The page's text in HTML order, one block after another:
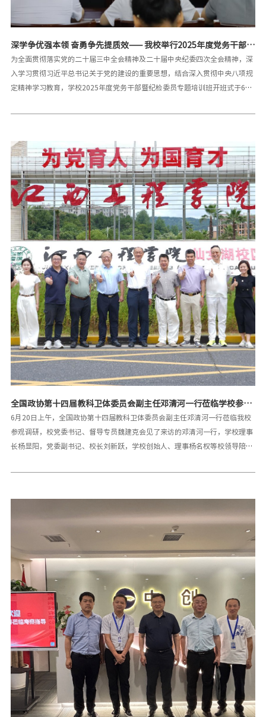
深学争优强本领 奋勇争先提质效—— 我校举行2025年度党务干部暨
纪检委员专题培训班开班式
为全面贯彻落实党的二十届三中全会精神及二十届中央纪委四次全会精神，深
入学习贯彻习近平总书记关于党的建设的重要思想，结合深入贯彻中央八项规
定精神学习教育，学校2025年度党务干部暨纪检委员专题培训班开班式于6月
并作动员讲话。沈良在开班动员讲话中指出，目前，深入贯彻中央八项规定精
学习领会习近平总书记关于加强党的作风建设的重要论述，扎实推进学习教育
走深走实，进一步深化学校“北斗星”党建品牌内涵建设，强化“北斗星”党
建品牌引领作用，全面提升基层党务干部以及纪检委员政治素养与业务能力，
夯实基层党建工作基础，充分发挥基层党组织的政治引领和战斗堡垒作用。全
体学员要深刻领悟习近平总书记的重要讲话精神，深刻把握新时代反腐败斗争
取得的历史性成就，深刻把握当前反腐败斗争“两个仍然”的重大判断，坚定
信心、敢于斗争，认真履行全面从严治党政治责任。他对全体学员提出三点要
求：一是提高政治站位，深刻认识培训意义；二是要严守培训纪律，确保学习
取得实效。三是要坚持学用结合，推动工作提质
全国政协第十四届教科卫体委员会副主任邓清河一行莅临学校参观
调研
6月20日上午，全国政协第十四届教科卫体委员会副主任邓清河一行莅临我校
参观调研，校党委书记、督导专员魏建克会见了来访的邓清河一行，学校理事
长杨显阳，党委副书记、校长刘新跃，学校创始人、理事杨名权等校领导陪同
校园工程技术研究工作室、江工算力中心、天工开物园、立德园、省级现代产
河在调研中指出，江工办学历史悠久，办学特色鲜明，建校42年来，为社会培
养了20余万优秀的应用型创新性人才，对社会贡献巨大。尤其是从学校走出的
优秀校友，在特区积累经验、资源和财富后，纷纷返回江西投资兴办企业，投
身家乡建设，总投资金额近300亿元。这一成就标志着江工实现了从“老区育
人特区用”向“特区人才老区用”的重要转变，为发展新质生产力、奋力谱写
中国式现代化江西篇章扛起了江工担当。刘新跃代表学校对邓清河一行表示热
烈欢迎。他重点介绍了学校的办学历史、弘扬天工文化、人才培养、学科建
设、办学特色、产教融合等方面的基本